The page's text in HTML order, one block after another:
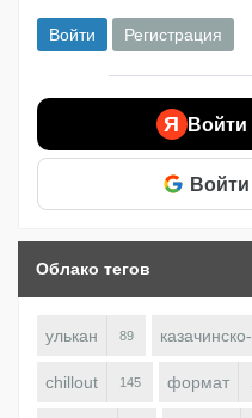
Войти Регистрация
Я Войти
Облако тегов
улькан 89
chillout 145 формат